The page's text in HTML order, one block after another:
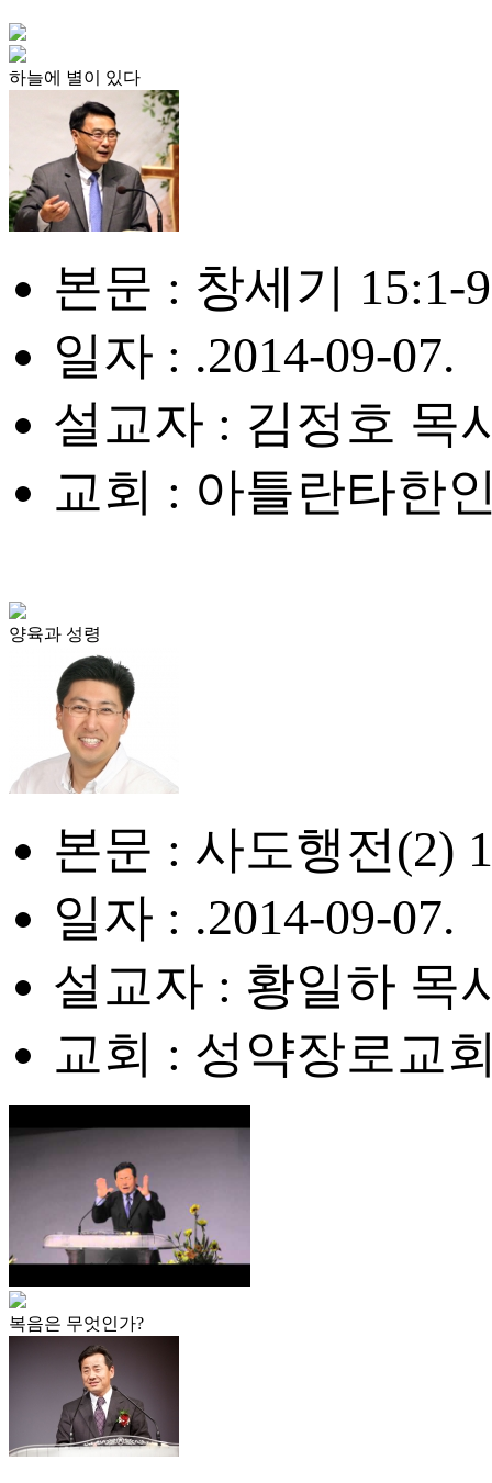
하늘에 별이 있다
본문 : 창세기 15:1-9
일자 : .2014-09-07.
설교자 : 김정호 목
교회 : 아틀란타한
양육과 성령
본문 : 사도행전(2)
일자 : .2014-09-07.
설교자 : 황일하 목
교회 : 성약장로교
복음은 무엇인가?